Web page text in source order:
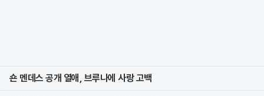
숀 멘데스 공개 열애, 브루나에 사랑 고백